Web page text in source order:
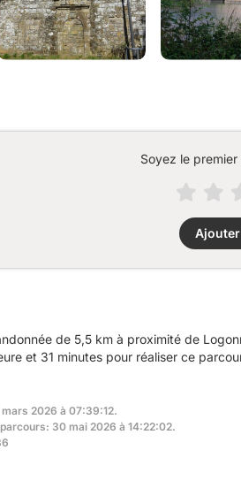
Soyez le
de 5,5 km à proximité de
et 31 minutes pour réaliser ce
2026 à 07:39:12.
30 mai 2026 à 14:22:02.